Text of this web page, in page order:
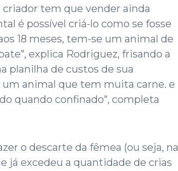
tem que vender ainda
é possível criá-lo como se fosse
18 meses, tem-se um animal de
explica Rodriguez, frisando a
planilha de custos de sua
animal que tem muita carne. e
quando confinado", completa
o descarte da fêmea (ou seja, na
já excedeu a quantidade de crias